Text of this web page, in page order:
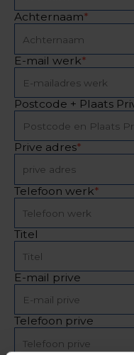
Achternaam*
E-mail werk*
Postcode + Plaats
Prive adres*
Telefoon werk*
Titel
E-mail prive
Telefoon prive